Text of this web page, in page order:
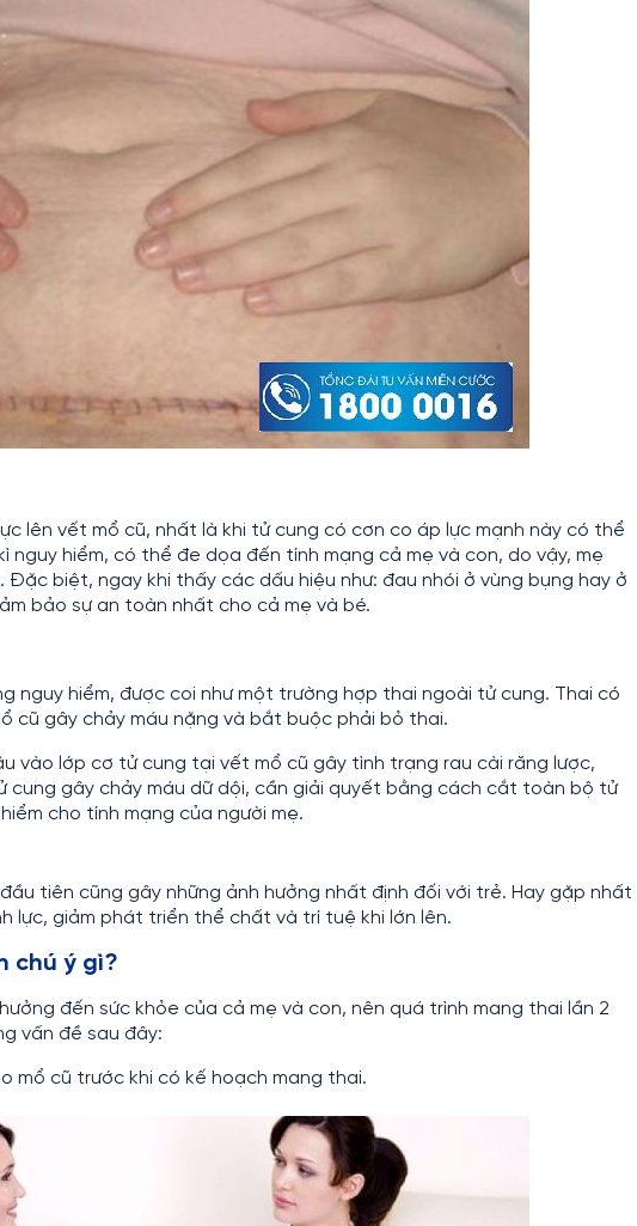
lên vết mổ cũ, nhất là khi tử cung có cơn co áp lực mạnh này có thể
nguy hiểm, có thể đe dọa đến tính mạng cả mẹ và con, do vậy, mẹ
Đặc biệt, ngay khi thấy các dấu hiệu như: đau nhói ở vùng bụng hay ở
bảo sự an toàn nhất cho cả mẹ và bé.
nguy hiểm, được coi như một trường hợp thai ngoài tử cung. Thai có
cũ gây chảy máu nặng và bắt buộc phải bỏ thai.
vào lớp cơ tử cung tại vết mổ cũ gây tình trạng rau cài răng lược,
cung gây chảy máu dữ dội, cần giải quyết bằng cách cắt toàn bộ tử
cho tính mạng của người mẹ.
tiên cũng gây những ảnh hưởng nhất định đối với trẻ. Hay gặp nhất
lực, giảm phát triển thể chất và trí tuệ khi lớn lên.
chú ý gì?
đến sức khỏe của cả mẹ và con, nên quá trình mang thai lần 2
vấn đề sau đây:
mổ cũ trước khi có kế hoạch mang thai.